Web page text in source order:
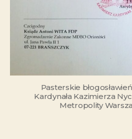
Pasterskie
Kardynała Kazimierza
Metropolity